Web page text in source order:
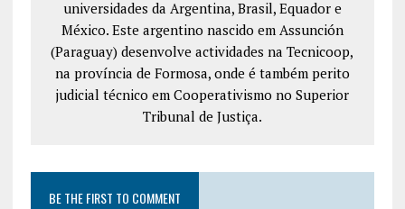
universidades da Argentina, Brasil, Equador e
México. Este argentino nascido em Assunción
(Paraguay) desenvolve actividades na Tecnicoop,
na província de Formosa, onde é também perito
judicial técnico em Cooperativismo no Superior
Tribunal de Justiça.
BE THE FIRST TO COMMENT